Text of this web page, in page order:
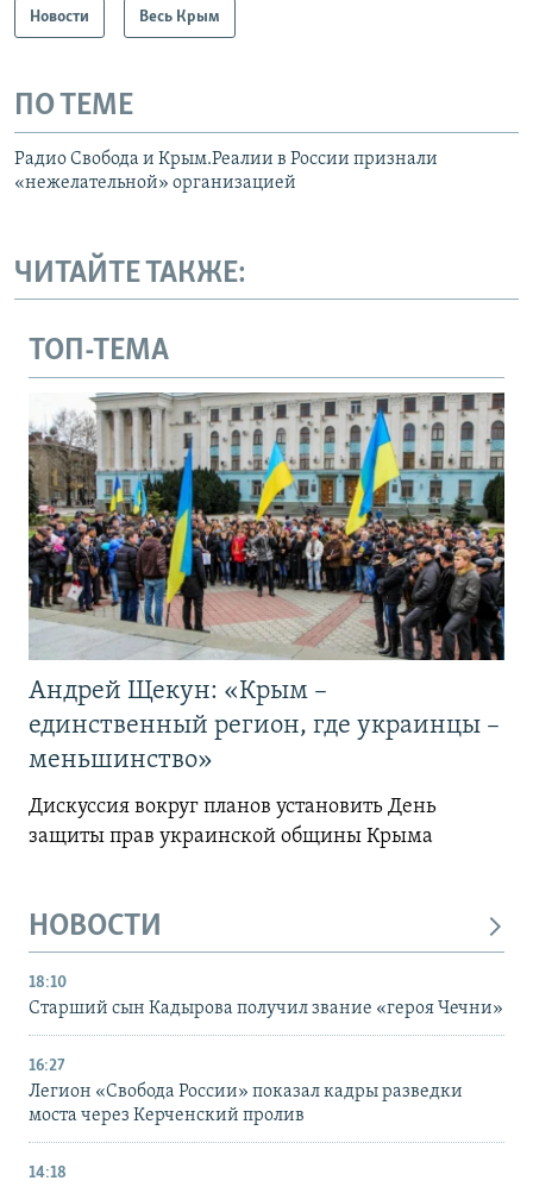
Новости Весь Крым
ПО ТЕМЕ
Радио Свобода и Крым.Реалии в России признали
«нежелательной» организацией
ЧИТАЙТЕ ТАКЖЕ:
ТОП-ТЕМА
Андрей Щекун: «Крым –
единственный регион, где украинцы –
меньшинство»
Дискуссия вокруг планов установить День
защиты прав украинской общины Крыма
НОВОСТИ
18:10
Старший сын Кадырова получил звание «героя Чечни»
16:27
Легион «Свобода России» показал кадры разведки
моста через Керченский пролив
14:18